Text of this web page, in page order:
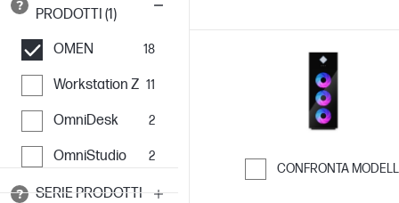
PRODOTTI (1)
OMEN 18
Workstation Z 11
OmniDesk 2
OmniStudio 2
SERIE PRODOTTI
CONFRONTA